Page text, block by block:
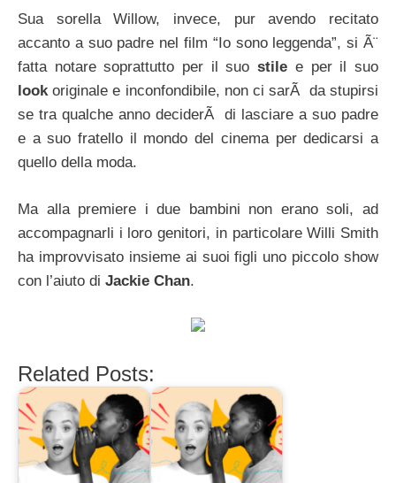
Sua sorella Willow, invece, pur avendo recitato
accanto a suo padre nel film “Io sono leggenda”, si Ã¨
fatta notare soprattutto per il suostile e per il suo
lookoriginale e inconfondibile, non ci sarÃ da stupirsi
se tra qualche anno deciderÃ di lasciare a suo padre
e a suo fratello il mondo del cinema per dedicarsi a
quello della moda.
Ma alla premiere i due bambini non erano soli, ad
accompagnarli i loro genitori, in particolare Willi Smith
ha improvvisato insieme ai suoi figli uno piccolo show
con l’aiuto di Jackie Chan.
Related Posts: